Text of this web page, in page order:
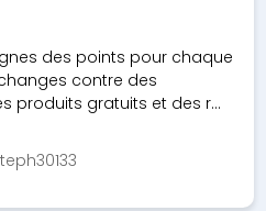
des points pour chaque
contre des
produits gratuits et des r...